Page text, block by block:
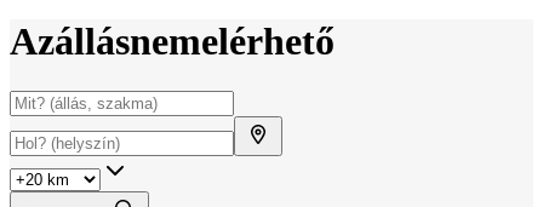
Azállásnemelérhető